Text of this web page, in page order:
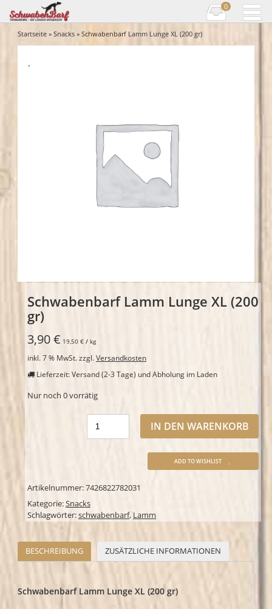
0
Startseite »Snacks » Schwabenbarf Lamm Lunge XL (200 gr)
Schwabenbarf Lamm Lunge XL (200
gr)
3,90€ 19,50 € / kg
inkl. 7 % MwSt. zzgl. Versandkosten
Lieferzeit: Versand (2-3 Tage) und Abholung im Laden
Nur noch 0 vorrätig
IN DEN WARENKORB
ADD TO WISHLIST
Artikelnummer:7426822782031
Kategorie:Snacks
Schlagwörter:schwabenbarf, Lamm
BESCHREIBUNG ZUSÄTZLICHE INFORMATIONEN
Schwabenbarf Lamm Lunge XL (200 gr)